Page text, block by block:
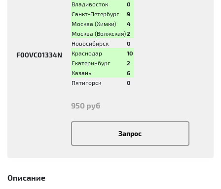
F00VC01334N
Владивосток
0
Санкт-Петербург
9
Москва (Химки)
4
Москва (Волжская)2
Новосибирск
0
Краснодар
10
Екатеринбург
2
Казань
6
Пятигорск
0
950 руб
Запрос
Описание